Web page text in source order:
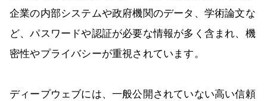
企業の内部システムや政府機関のデータ、学術論文な
ど、パスワードや認証が必要な情報が多く含まれ、機
密性やプライバシーが重視されています。
ディープウェブには、一般公開されていない高い信頼